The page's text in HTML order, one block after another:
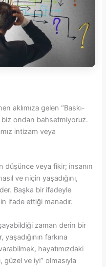
aklımıza gelen “Baskı-
biz ondan bahsetmiyoruz.
intizam veya
düşünce veya fikir; insanın
ve niçin yaşadığını,
Başka bir ifadeyle
ifade ettiği manadır.
zaman derin bir
farkına
hayatımızdaki
ve iyi” olmasıyla